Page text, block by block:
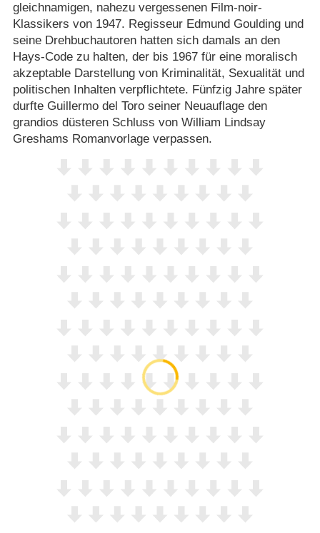
gleichnamigen, nahezu vergessenen Film-noir-
Klassikers von 1947. Regisseur Edmund Goulding und
seine Drehbuchautoren hatten sich damals an den
Hays-Code zu halten, der bis 1967 für eine moralisch
akzeptable Darstellung von Kriminalität, Sexualität und
politischen Inhalten verpflichtete. Fünfzig Jahre später
durfte Guillermo del Toro seiner Neuauflage den
grandios düsteren Schluss von William Lindsay
Greshams Romanvorlage verpassen.